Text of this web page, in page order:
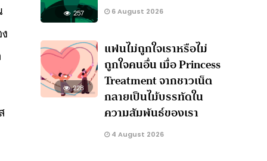
257 6 August 2026
228
แฟนไม่ถูกใจเราหรือไม่
ถูกใจคนอื่น เมื่อ Princess
Treatment จากชาวเน็ต
กลายเป็นไม้บรรทัดใน
ความสัมพันธ์ของเรา
4 August 2026